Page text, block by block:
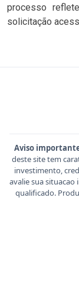
processo
solicitação
Aviso
deste site tem
investimento,
avalie sua situacao
qualificado.